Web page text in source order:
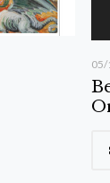
05/